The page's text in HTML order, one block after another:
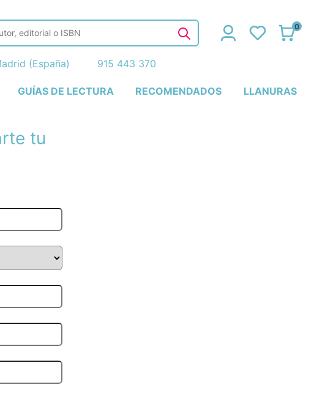
GUÍAS DE LECTURA RECOMENDADOS LLANURAS
0
(España) 915 443 370
tu